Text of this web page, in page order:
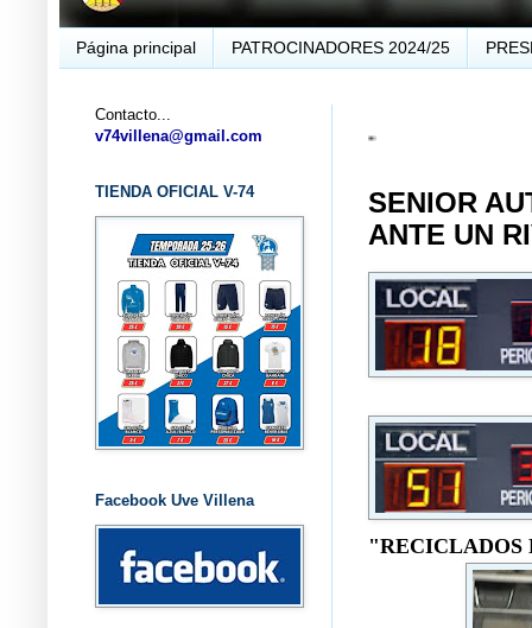
Página principal PATROCINADORES 2024/25
SENIOR
ANTE UN
"RECICLADOS
Contacto...
v74villena@gmail.com
TIENDA OFICIAL V-74
Facebook Uve Villena